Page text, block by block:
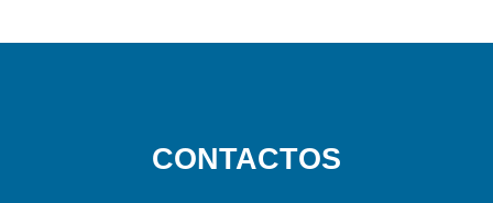
CONTACTOS